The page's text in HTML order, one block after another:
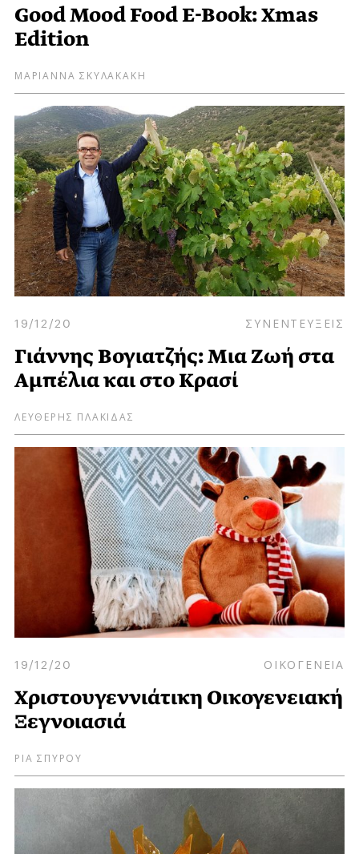
Good Mood Food E-Book: Xmas
Edition
ΜΑΡΙΑΝΝΑ ΣΚΥΛΑΚΑΚΗ
19/12/20 ΣΥΝΕΝΤΕΥΞΕΙΣ
Γιάννης Βογιατζής: Μια Ζωή στα
Αμπέλια και στο Κρασί
ΛΕΥΘΕΡΗΣ ΠΛΑΚΙΔΑΣ
19/12/20 ΟΙΚΟΓΕΝΕΙΑ
Χριστουγεννιάτικη Οικογενειακή
Ξεγνοιασιά
ΡΙΑ ΣΠΥΡΟΥ